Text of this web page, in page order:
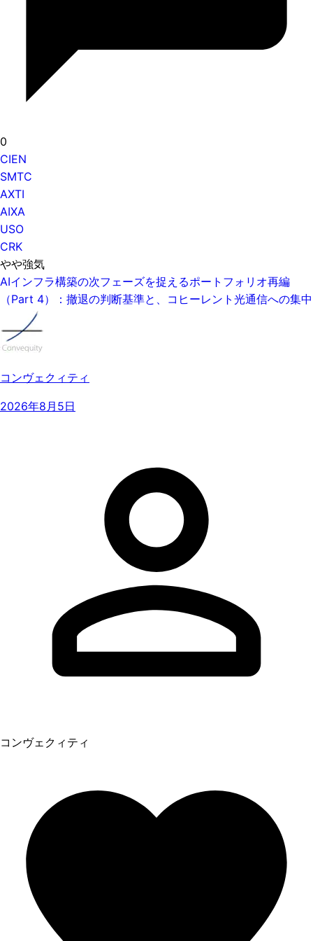
0
CIEN
SMTC
AXTI
AIXA
USO
CRK
やや強気
AIインフラ構築の次フェーズを捉えるポートフォリオ再編
（Part 4）：撤退の判断基準と、コヒーレント光通信への集中
コンヴェクィティ
2026年8月5日
コンヴェクィティ